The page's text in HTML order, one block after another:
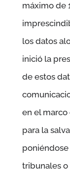
máximo de
los datos
inició la
de estos
en el
para la
tribunales o